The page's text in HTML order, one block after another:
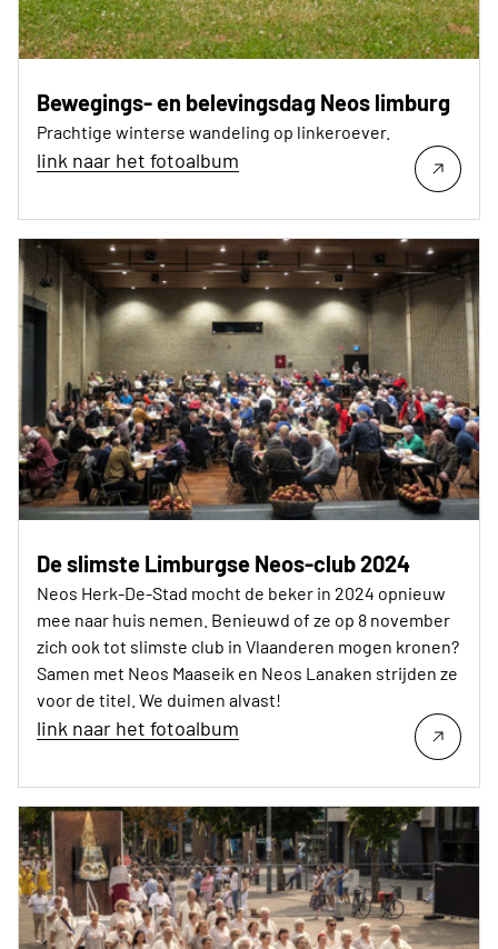
Bewegings- en belevingsdag Neos limburg
Prachtige winterse wandeling op linkeroever.
link naar het fotoalbum
De slimste Limburgse Neos-club 2024
Neos Herk-De-Stad mocht de beker in 2024 opnieuw
mee naar huis nemen. Benieuwd of ze op 8 november
zich ook tot slimste club in Vlaanderen mogen kronen?
Samen met Neos Maaseik en Neos Lanaken strijden ze
voor de titel. We duimen alvast!
link naar het fotoalbum